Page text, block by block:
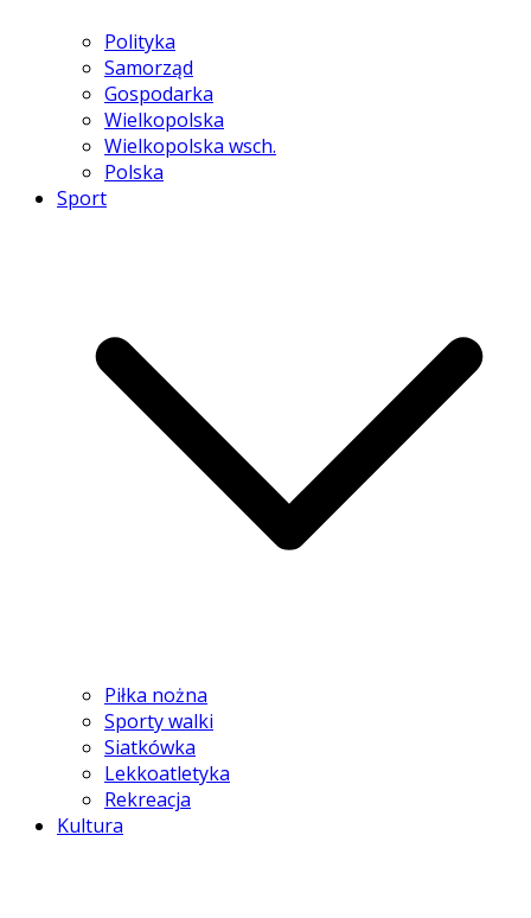
Polityka
Samorząd
Gospodarka
Wielkopolska
Wielkopolska wsch.
Polska
Sport
Piłka nożna
Sporty walki
Siatkówka
Lekkoatletyka
Rekreacja
Kultura